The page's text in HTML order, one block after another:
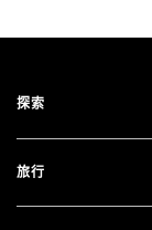
探索
旅行